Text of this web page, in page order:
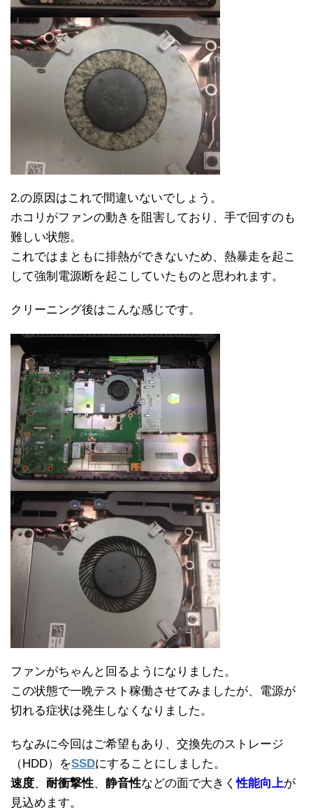
2.の原因はこれで間違いないでしょう。
ホコリがファンの動きを阻害しており、手で回すのも
難しい状態。
これではまともに排熱ができないため、熱暴走を起こ
して強制電源断を起こしていたものと思われます。
クリーニング後はこんな感じです。
ファンがちゃんと回るようになりました。
この状態で一晩テスト稼働させてみましたが、電源が
切れる症状は発生しなくなりました。
ちなみに今回はご希望もあり、交換先のストレージ
（HDD）をSSDにすることにしました。
速度、 耐衝撃性、 静音性などの面で大きく性能向上が
見込めます。